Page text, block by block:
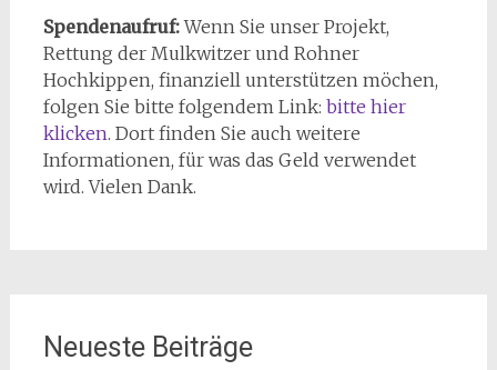
Spendenaufruf:Wenn Sie unser Projekt,
Rettung der Mulkwitzer und Rohner
Hochkippen, finanziell unterstützen möchen,
folgen Sie bitte folgendem Link: bitte hier
klicken. Dort finden Sie auch weitere
Informationen, für was das Geld verwendet
wird. Vielen Dank.
Neueste Beiträge